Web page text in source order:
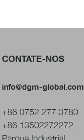
CONTATE-NOS
info@dgm-global.com
+86 0752 277 3780
+86 13502272272